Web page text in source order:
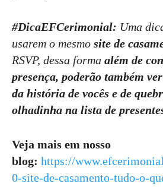
#DicaEFCerimonial: Uma
usarem o mesmo site de
RSVP, dessa forma além de
presença, poderão também
da história de vocês e de
olhadinha na lista de
Veja mais em nosso
blog: https://
0-site-de-casamento-tudo-o-